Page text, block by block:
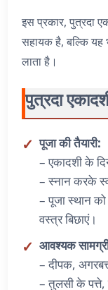
इस प्रकार, पुत्रदा
सहायक है, बल्कि यह
लाता है।
पुत्रदा
पूजा की तैयारी:
– एकादशी के
– स्नान करके
– पूजा स्थान
वस्त्र बिछाएं।
आवश्यक
– दीपक,
– तुलसी के पत्ते,